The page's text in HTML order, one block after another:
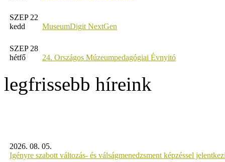
SZEP 22
kedd
MuseumDigit NextGen
SZEP 28
hétfő
24. Országos Múzeumpedagógiai Évnyitó
legfrissebb híreink
2026. 08. 05.
Igényre szabott változás- és válságmenedzsment képzéssel